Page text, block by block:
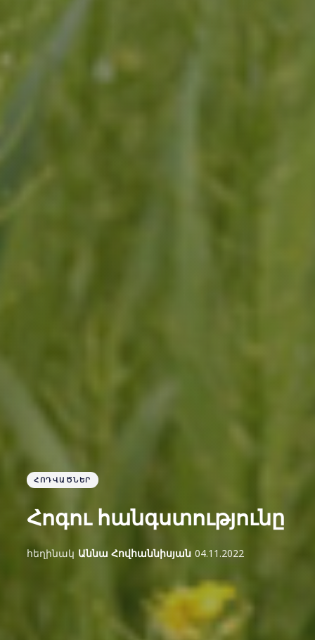
ՀՈԴՎԱԾՆԵՐ
Հոգու հանգստությունը
հեղինակ Աննա Հովհաննիսյան 04.11.2022